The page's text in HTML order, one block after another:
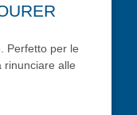
Perfetto per le
rinunciare alle